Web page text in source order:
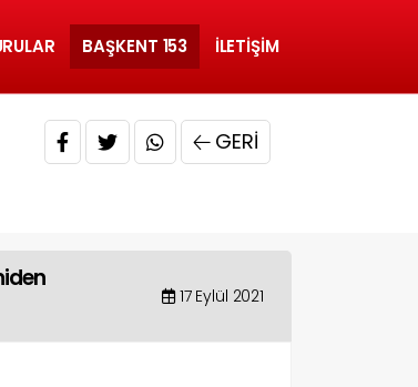
BAŞKENT 153 İLETIŞIM
GERI
17 Eylül 2021